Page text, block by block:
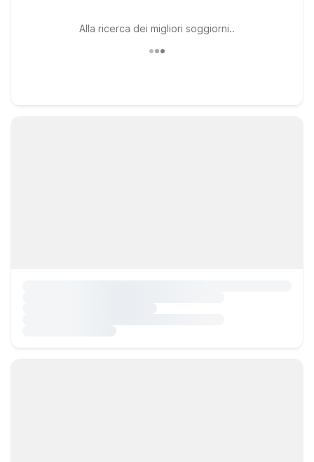
Alla ricerca dei migliori soggiorni..